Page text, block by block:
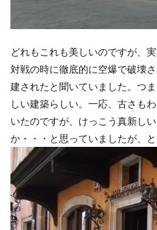
どれもこれも美しいのですが、
対戦の時に徹底的に空爆で破壊
建されたと聞いていました。つ
しい建築らしい。一応、古さも
いたのですが、けっこう真新し
か・・・と思っていましたが、